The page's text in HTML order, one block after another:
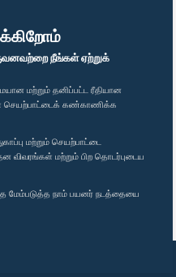
நீங்கள் ஏற்றுக்
மற்றும் தனிப்பட்ட ரீதியான
செயற்பாட்டைக் கண்காணிக்க
மற்றும் செயற்பாட்டை
விவரங்கள் மற்றும் பிற தொடர்புடைய
நாம் பயனர் நடத்தையை